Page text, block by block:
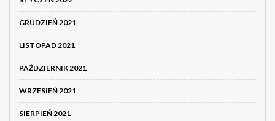
GRUDZIEŃ 2021
LISTOPAD 2021
PAŹDZIERNIK 2021
WRZESIEŃ 2021
SIERPIEŃ 2021